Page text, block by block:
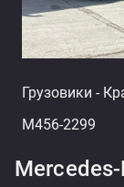
Грузовики -
M456-2299